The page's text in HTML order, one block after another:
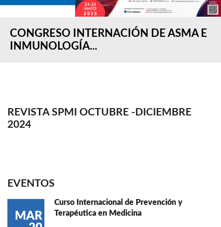
CONGRESO INTERNACIÓN DE ASMA E
INMUNOLOGÍA...
REVISTA SPMI OCTUBRE -DICIEMBRE
2024
EVENTOS
MAR
Curso Internacional de Prevención y
Terapéutica en Medicina